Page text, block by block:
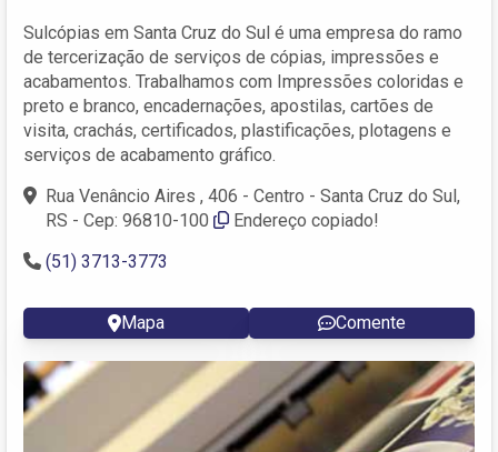
Sulcópias em Santa Cruz do Sul é uma empresa do ramo
de tercerização de serviços de cópias, impressões e
acabamentos. Trabalhamos com Impressões coloridas e
preto e branco, encadernações, apostilas, cartões de
visita, crachás, certificados, plastificações, plotagens e
serviços de acabamento gráfico.
Rua Venâncio Aires , 406 - Centro - Santa Cruz do Sul,
RS - Cep: 96810-100
Endereço copiado!
(51) 3713-3773
Mapa Comente